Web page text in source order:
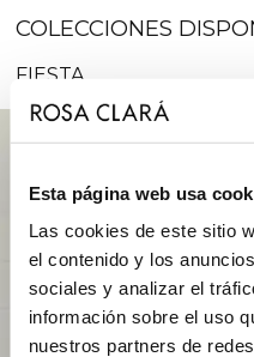
Esta página web usa
Las cookies de este sitio
el contenido y los
sociales y analizar el
información sobre el uso
nuestros partners de
COLECCIONES
FIESTA